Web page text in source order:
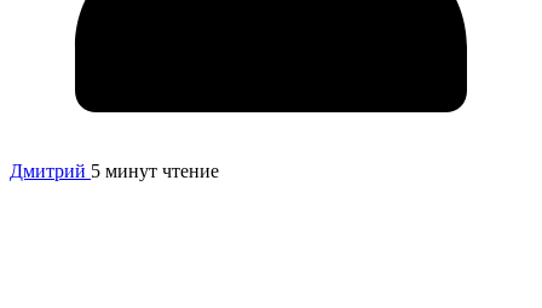
Дмитрий 5 минут чтение